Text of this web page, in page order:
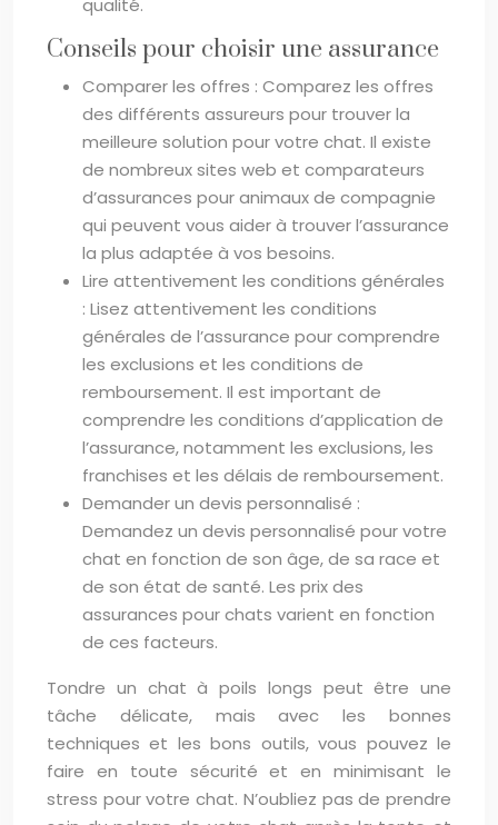
qualité.
Conseils pour choisir une assurance
Comparer les offres : Comparez les offres
des différents assureurs pour trouver la
meilleure solution pour votre chat. Il existe
de nombreux sites web et comparateurs
d’assurances pour animaux de compagnie
qui peuvent vous aider à trouver l’assurance
la plus adaptée à vos besoins.
Lire attentivement les conditions générales
: Lisez attentivement les conditions
générales de l’assurance pour comprendre
les exclusions et les conditions de
remboursement. Il est important de
comprendre les conditions d’application de
l’assurance, notamment les exclusions, les
franchises et les délais de remboursement.
Demander un devis personnalisé :
Demandez un devis personnalisé pour votre
chat en fonction de son âge, de sa race et
de son état de santé. Les prix des
assurances pour chats varient en fonction
de ces facteurs.
Tondre un chat à poils longs peut être une
tâche délicate, mais avec les bonnes
techniques et les bons outils, vous pouvez le
faire en toute sécurité et en minimisant le
stress pour votre chat. N’oubliez pas de prendre